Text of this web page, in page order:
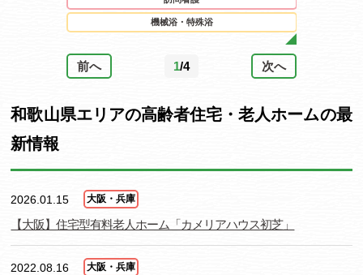
機械浴・特殊浴
1/4
前へ 次へ
和歌山県エリアの高齢者住宅・老人ホームの最
新情報
2026.01.15 大阪・兵庫
【大阪】住宅型有料老人ホーム「カメリアハウス初芝」
2022.08.16 大阪・兵庫